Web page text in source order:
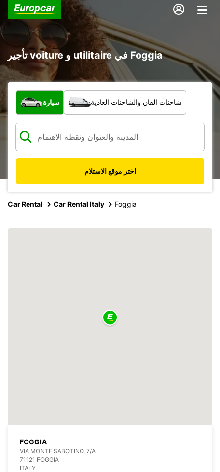
تأجير voiture و utilitaire في Foggia
ما نوع المركبة؟
سيارة شاحنات الفان والشاحنات العادية
اختر موقع الاستلام
Car Rental Car Rental Italy Foggia
FOGGIA
VIA MONTE SABOTINO, 7/A
71121 FOGGIA
ITALY